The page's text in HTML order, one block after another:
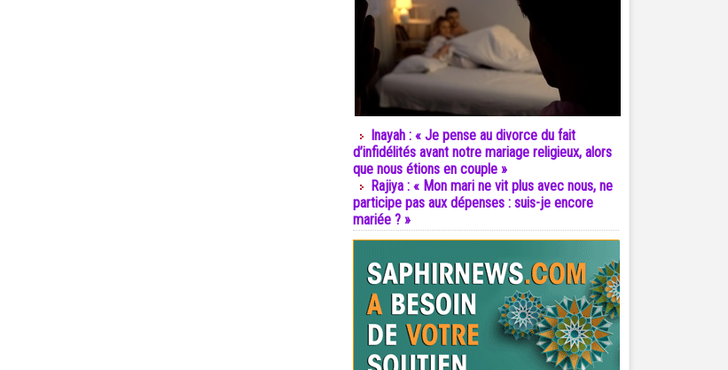
Inayah : « Je pense au divorce du fait
d’infidélités avant notre mariage religieux, alors
que nous étions en couple »
Rajiya : « Mon mari ne vit plus avec nous, ne
participe pas aux dépenses : suis-je encore
mariée ? »